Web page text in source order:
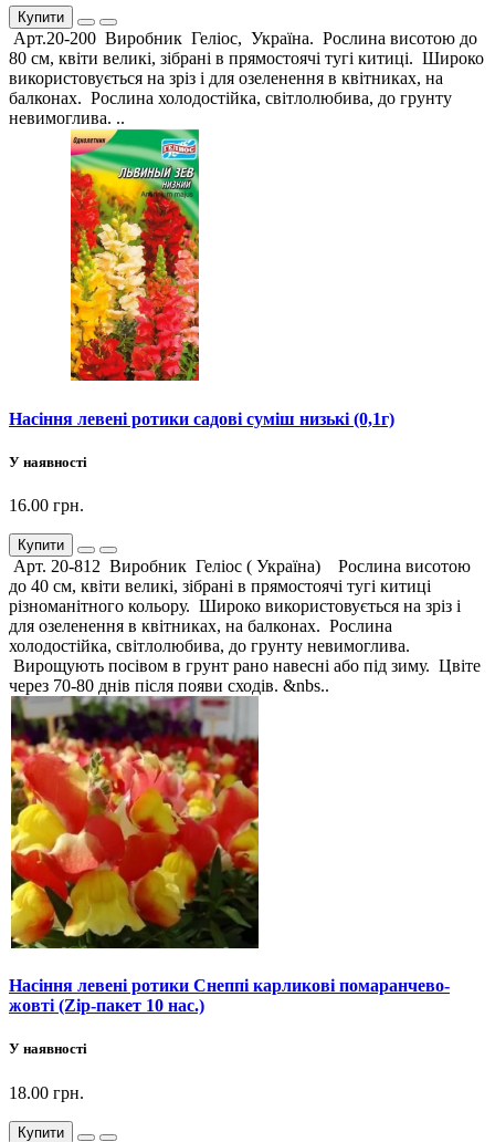
Купити
Арт.20-200 Виробник Геліос, Україна. Рослина висотою до
80 см, квіти великі, зібрані в прямостоячі тугі китиці. Широко
використовується на зріз і для озеленення в квітниках, на
балконах. Рослина холодостійка, світлолюбива, до грунту
невимоглива. ..
Насіння левені ротики садові суміш низькі (0,1г)
У наявності
16.00 грн.
Купити
Арт. 20-812 Виробник Геліос ( Україна) Рослина висотою
до 40 см, квіти великі, зібрані в прямостоячі тугі китиці
різноманітного кольору. Широко використовується на зріз і
для озеленення в квітниках, на балконах. Рослина
холодостійка, світлолюбива, до грунту невимоглива.
Вирощують посівом в грунт рано навесні або під зиму. Цвіте
через 70-80 днів після появи сходів. &nbs..
Насіння левені ротики Снеппі карликові помаранчево-
жовті (Zip-пакет 10 нас.)
У наявності
18.00 грн.
Купити